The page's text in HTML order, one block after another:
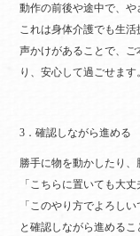
動作の前後や途中で、や
これは身体介護でも生活
声かけがあることで、
り、安心して過ごせます
3．確認しながら進める
勝手に物を動かしたり、
「こちらに置いても大丈
「このやり方でよろしい
と確認しながら進める